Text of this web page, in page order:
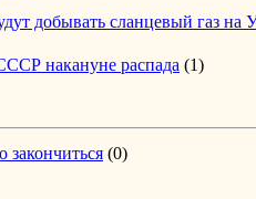
добывать сланцевый газ на
накануне распада (1)
(0)